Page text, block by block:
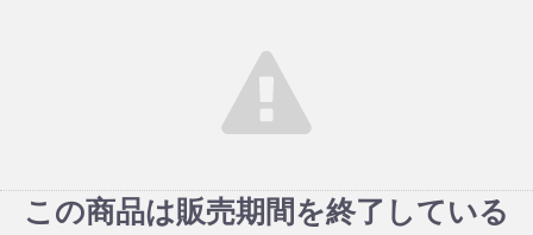
この商品は販売期間を終了している